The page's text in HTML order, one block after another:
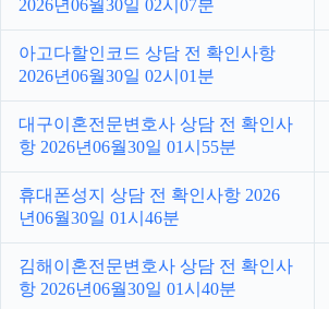
2026년06월30일 02시07분
아고다할인코드 상담 전 확인사항
2026년06월30일 02시01분
대구이혼전문변호사 상담 전 확인사
항 2026년06월30일 01시55분
휴대폰성지 상담 전 확인사항 2026
년06월30일 01시46분
김해이혼전문변호사 상담 전 확인사
항 2026년06월30일 01시40분